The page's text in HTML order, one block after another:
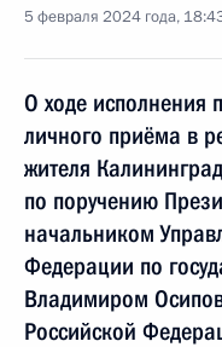
5 февраля 2024 года,
О ходе исполнения
личного приёма в
жителя
по поручению
начальником
Федерации по
Владимиром
Российской